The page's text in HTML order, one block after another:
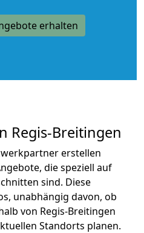
erhalten
Regis-Breitingen
erstellen
die speziell auf
sind. Diese
unabhängig davon, ob
von Regis-Breitingen
Standorts planen.